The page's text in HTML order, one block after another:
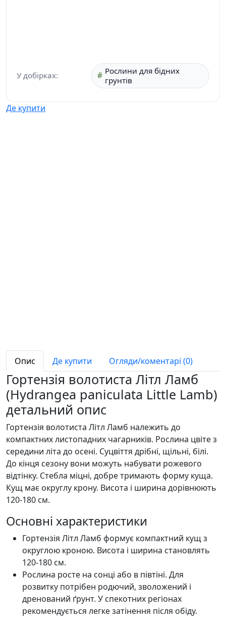
У добірках:
Рослини для бідних
грунтів
Де купити
Опис Де купити Огляди/коментарі (0)
Гортензія волотиста Літл Ламб
(Hydrangea paniculata Little Lamb)
детальний опис
Гортензія волотиста Літл Ламб належить до
компактних листопадних чагарників. Рослина цвіте з
середини літа до осені. Суцвіття дрібні, щільні, білі.
До кінця сезону вони можуть набувати рожевого
відтінку. Стебла міцні, добре тримають форму куща.
Кущ має округлу крону. Висота і ширина дорівнюють
120-180 см.
Основні характеристики
Гортензія Літл Ламб формує компактний кущ з
округлою кроною. Висота і ширина становлять
120-180 см.
Рослина росте на сонці або в півтіні. Для
розвитку потрібен родючий, зволожений і
дренований ґрунт. У спекотних регіонах
рекомендується легке затінення після обіду.